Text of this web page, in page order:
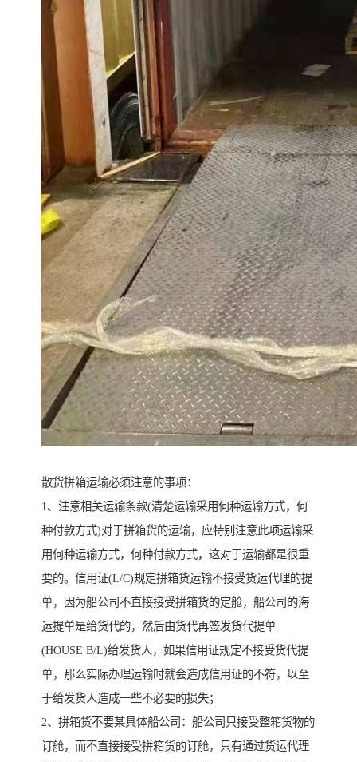
散货拼箱运输必须注意的事项：
1、注意相关运输条款(清楚运输采用何种运输方式，何
种付款方式)对于拼箱货的运输，应特别注意此项运输采
用何种运输方式，何种付款方式，这对于运输都是很重
要的。信用证(L/C)规定拼箱货运输不接受货运代理的提
单，因为船公司不直接接受拼箱货的定舱，船公司的海
运提单是给货代的，然后由货代再签发货代提单
(HOUSE B/L)给发货人，如果信用证规定不接受货代提
单，那么实际办理运输时就会造成信用证的不符，以至
于给发货人造成一些不必要的损失；
2、拼箱货不要某具体船公司：船公司只接受整箱货物的
订舱，而不直接接受拼箱货的订舱，只有通过货运代理